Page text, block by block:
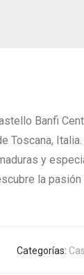
Banfi
Toscana,
y
la
Categorías: